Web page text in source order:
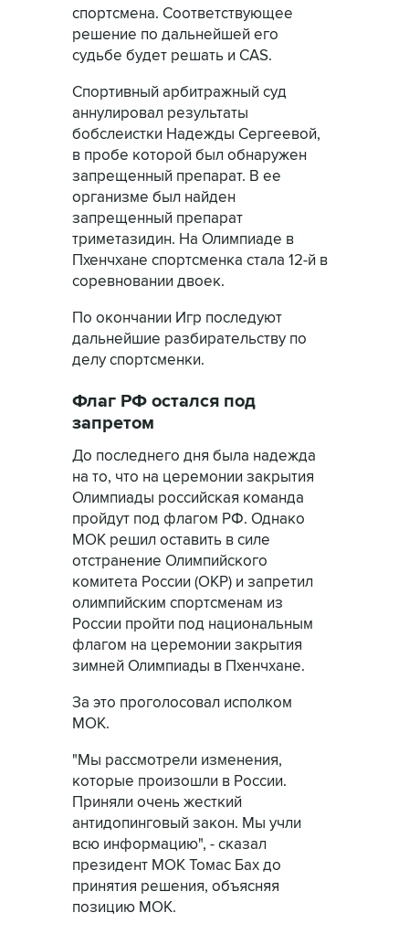
спортсмена. Соответствующее
решение по дальнейшей его
судьбе будет решать и CAS.
Спортивный арбитражный суд
аннулировал результаты
бобслеистки Надежды Сергеевой,
в пробе которой был обнаружен
запрещенный препарат. В ее
организме был найден
запрещенный препарат
триметазидин. На Олимпиаде в
Пхенчхане спортсменка стала 12-й в
соревновании двоек.
По окончании Игр последуют
дальнейшие разбирательству по
делу спортсменки.
Флаг РФ остался под
запретом
До последнего дня была надежда
на то, что на церемонии закрытия
Олимпиады российская команда
пройдут под флагом РФ. Однако
МОК решил оставить в силе
отстранение Олимпийского
комитета России (ОКР) и запретил
олимпийским спортсменам из
России пройти под национальным
флагом на церемонии закрытия
зимней Олимпиады в Пхенчхане.
За это проголосовал исполком
МОК.
"Мы рассмотрели изменения,
которые произошли в России.
Приняли очень жесткий
антидопинговый закон. Мы учли
всю информацию", - сказал
президент МОК Томас Бах до
принятия решения, объясняя
позицию МОК.